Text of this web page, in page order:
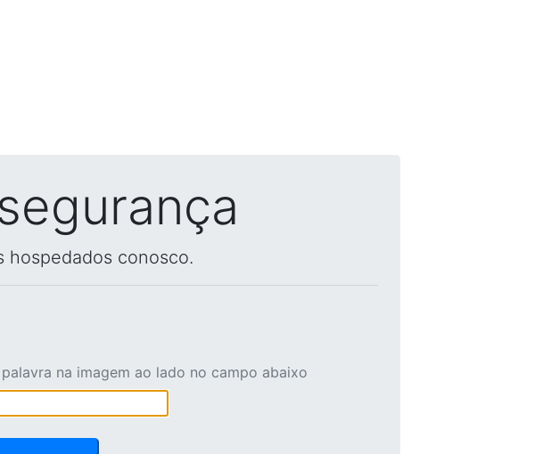
hospedados conosco.
na imagem ao lado no campo abaixo